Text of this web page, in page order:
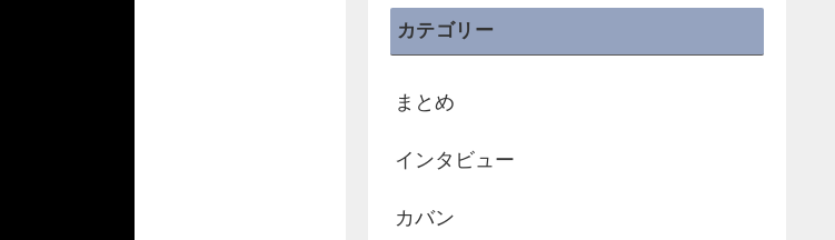
カテゴリー
まとめ
インタビュー
カバン